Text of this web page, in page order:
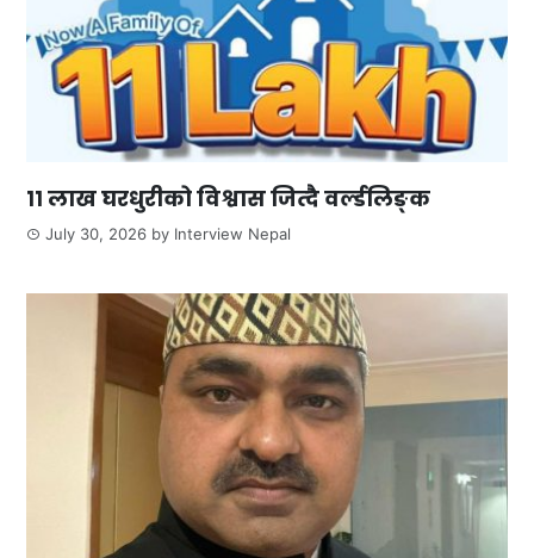
११ लाख घरधुरीको विश्वास जित्दै वर्ल्डलिङ्क
July 30, 2026 by Interview Nepal